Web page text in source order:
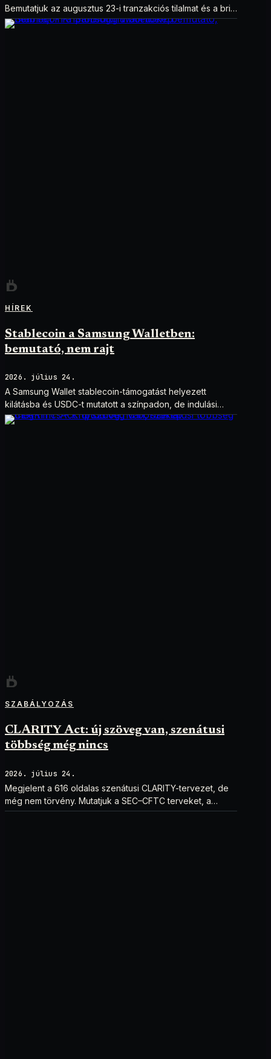
Bemutatjuk az augusztus 23-i tranzakciós tilalmat és a brit
szankciók eltérését.
HÍREK
Stablecoin a Samsung Walletben:
bemutató, nem rajt
2026. július 24.
A Samsung Wallet stablecoin-támogatást helyezett
kilátásba és USDC-t mutatott a színpadon, de indulási
dátum és technikai részletek nélkül.
SZABÁLYOZÁS
CLARITY Act: új szöveg van, szenátusi
többség még nincs
2026. július 24.
Megjelent a 616 oldalas szenátusi CLARITY-tervezet, de
még nem törvény. Mutatjuk a SEC–CFTC terveket, a
vitákat és a következő lépéseket.